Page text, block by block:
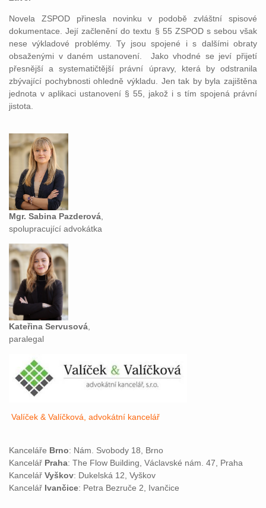
Novela ZSPOD přinesla novinku v podobě zvláštní spisové
dokumentace. Její začlenění do textu § 55 ZSPOD s sebou však
nese výkladové problémy. Ty jsou spojené i s dalšími obraty
obsaženými v daném ustanovení. Jako vhodné se jeví přijetí
přesnější a systematičtější právní úpravy, která by odstranila
zbývající pochybnosti ohledně výkladu. Jen tak by byla zajištěna
jednota v aplikaci ustanovení § 55, jakož i s tím spojená právní
jistota.
Mgr. Sabina Pazderová
spolupracující advokátka
Kateřina Servusová
paralegal
Valíček & Valíčková, advokátní kancelář
Kanceláře Brno: Nám. Svobody 18, Brno
Kancelář Praha: The Flow Building, Václavské nám. 47, Praha
Kancelář Vyškov: Dukelská 12, Vyškov
Kancelář Ivančice: Petra Bezruče 2, Ivančice